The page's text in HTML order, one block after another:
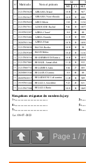
Page 1 / 7